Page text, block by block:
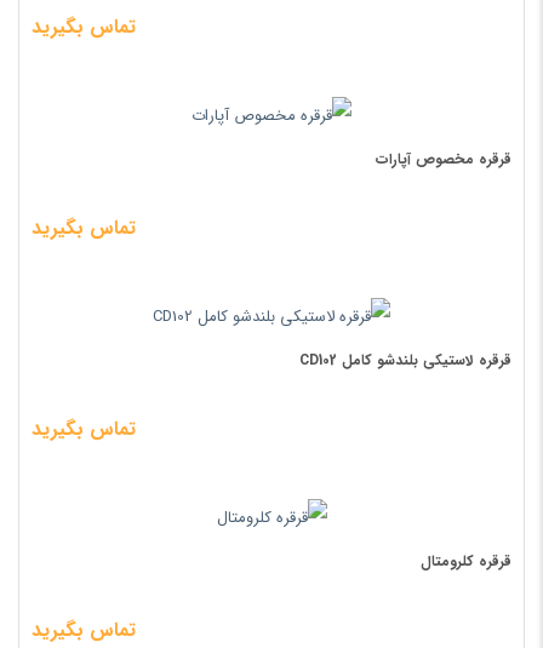
تماس بگیرید
قرقره مخصوص آپارات
تماس بگیرید
قرقره لاستیکی بلندشو کامل CD102
تماس بگیرید
قرقره کلرومتال
تماس بگیرید